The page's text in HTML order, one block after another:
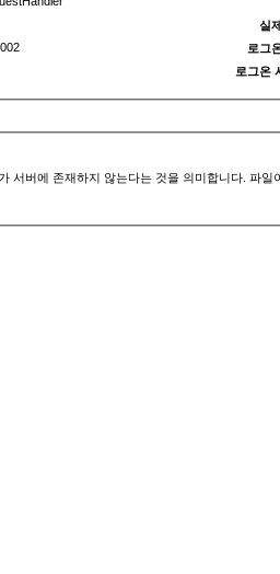
실
로그
로그온
서버에 존재하지 않는다는 것을 의미합니다. 파